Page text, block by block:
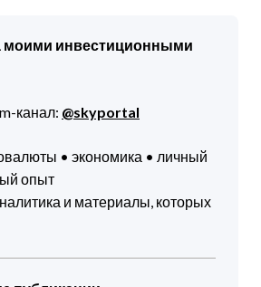
моими инвестиционными
канал: @skyportal
• экономика • личный
опыт
и материалы, которых